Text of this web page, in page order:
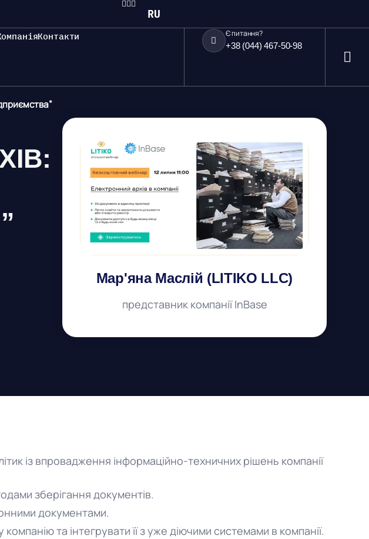
RU
Контакти
+38 (044) 467-50-98
Є питання?
Мар'яна Маслій (LITIKO LLC)
представник компанії InBase
із впровадження інформаційно-техничних рішень компанії
зберігання документів.
документами.
та інтегрувати її з уже діючими системами в компанії.